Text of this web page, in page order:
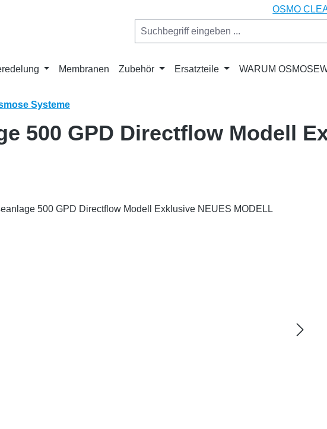
OSMO
Membranen Zubehör Ersatzteile WARUM
Systeme
500 GPD Directflow Modell